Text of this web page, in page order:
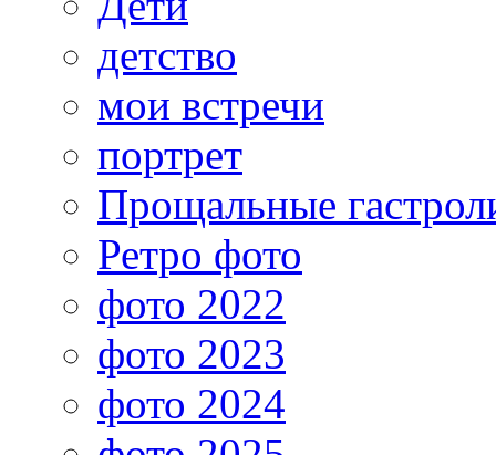
детство
мои встречи
портрет
Прощальные
Ретро фото
фото 2022
фото 2023
фото 2024